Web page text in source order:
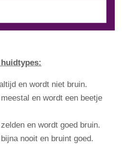
en wordt niet bruin.
en wordt een beetje
en wordt goed bruin.
nooit en bruint goed.